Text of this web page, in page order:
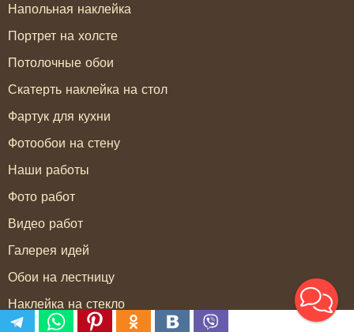
Напольная наклейка
Портрет на холсте
Потолочные обои
Скатерть наклейка на стол
Фартук для кухни
Фотообои на стену
Наши работы
Фото работ
Видео работ
Галерея идей
Обои на лестницу
Наклейка на стекло